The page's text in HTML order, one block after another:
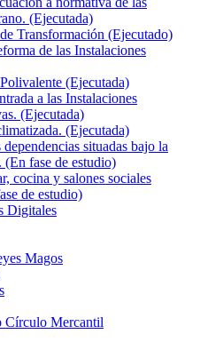
(Ejecutada)
Transformación (Ejecutado)
de las Instalaciones
(Ejecutada)
a las Instalaciones
(Ejecutada)
(Ejecutada)
situadas bajo la
(En fase de estudio)
cocina y salones sociales
de estudio)
Digitales
Magos
Círculo Mercantil